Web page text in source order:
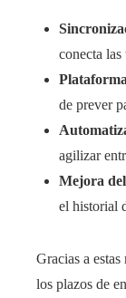
conecta
de prever
agilizar
Mejora
el historial
Gracias a
los plazos de